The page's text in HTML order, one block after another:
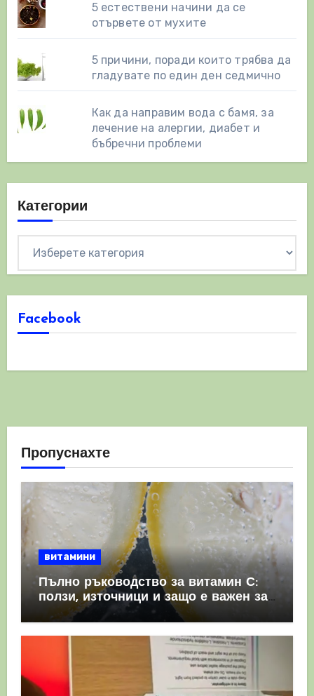
5 естествени начини да се
отървете от мухите
5 причини, поради които трябва да
гладувате по един ден седмично
Как да направим вода с бамя, за
лечение на алергии, диабет и
бъбречни проблеми
Категории
Facebook
Пропуснахте
витамини
Пълно ръководство за витамин С:
ползи, източници и защо е важен за
имунната система